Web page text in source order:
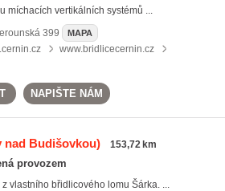
míchacích vertikálních systémů ...
399 MAPA
www.bridlicecernin.cz
NAPIŠTE NÁM
Budišovkou) 153,72 km
provozem
vlastního břidlicového lomu Šárka. ...